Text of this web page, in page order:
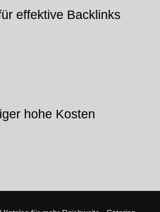
effektive Backlinks
hohe Kosten